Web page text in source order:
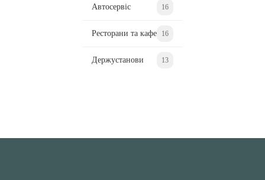
Автосервіс 16
Ресторани та кафе 16
Держустанови 13